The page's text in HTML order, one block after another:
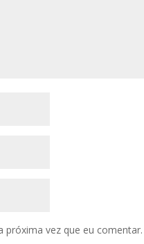
próxima vez que eu comentar.